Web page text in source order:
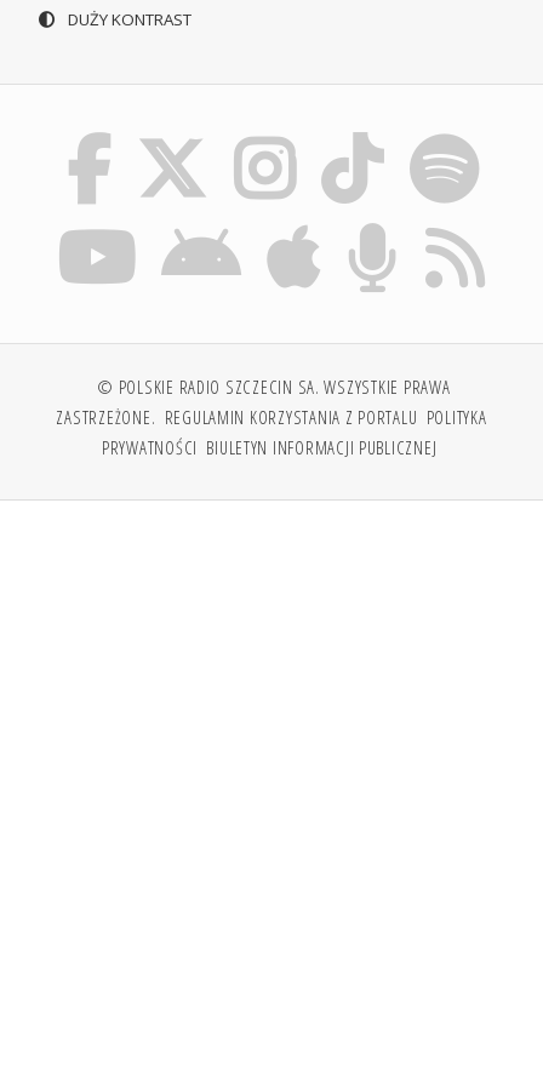
DUŻY KONTRAST
© POLSKIE RADIO SZCZECIN SA. WSZYSTKIE PRAWA
ZASTRZEŻONE. REGULAMIN KORZYSTANIA Z PORTALU POLITYKA
PRYWATNOŚCI BIULETYN INFORMACJI PUBLICZNEJ